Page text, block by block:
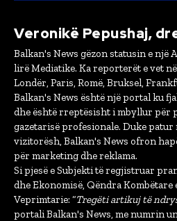
Veronikë Pepushaj,
Balkan's News gëzon statusin e një
lirë Mediatike. Ka reporterët e vet
Londër, Paris, Romë, Bruksel,
Balkan's News është një portal ku
dhe është rreptësisht i mbyllur për
gazetarisë profesionale. Duke patur
vizitorësh, Balkan's News ofron
për marketing dhe reklama.
Si pjesë e Subjekti të regjistruar
dhe Ekonomisë, Qëndra Kombëtare
Veprimtarie: “Tregëti artikuj të
portali Balkan's News, me numrin